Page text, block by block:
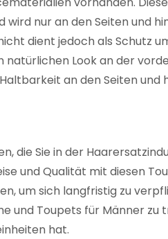
nur an den Seiten und
dient jedoch als Schutz
natürlichen Look an der
an den Seiten und
die Sie in der
und Qualität mit diesen
um sich langfristig zu
und Toupets für Männer zu
hat.